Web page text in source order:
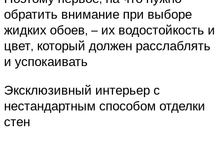
обратить внимание при выборе
жидких обоев, – их водостойкость и
цвет, который должен расслаблять
и успокаивать
Эксклюзивный интерьер с
нестандартным способом отделки
стен